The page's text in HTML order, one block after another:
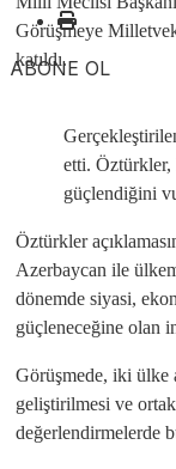
ABONE OL
Görüşmeye
katıldı.
etti. Öztürkler,
güçlendiğini
Öztürkler
Azerbaycan ile
dönemde siyasi,
güçleneceğine olan
Görüşmede, iki ülke
geliştirilmesi ve ortak
değerlendirmelerde